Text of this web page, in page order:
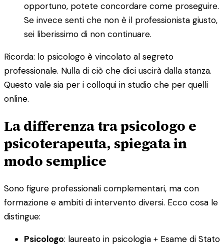
opportuno, potete concordare come proseguire.
Se invece senti che non è il professionista giusto,
sei liberissimo di non continuare.
Ricorda: lo psicologo è vincolato al segreto
professionale. Nulla di ciò che dici uscirà dalla stanza.
Questo vale sia per i colloqui in studio che per quelli
online.
La differenza tra psicologo e
psicoterapeuta, spiegata in
modo semplice
Sono figure professionali complementari, ma con
formazione e ambiti di intervento diversi. Ecco cosa le
distingue:
Psicologo: laureato in psicologia + Esame di Stato